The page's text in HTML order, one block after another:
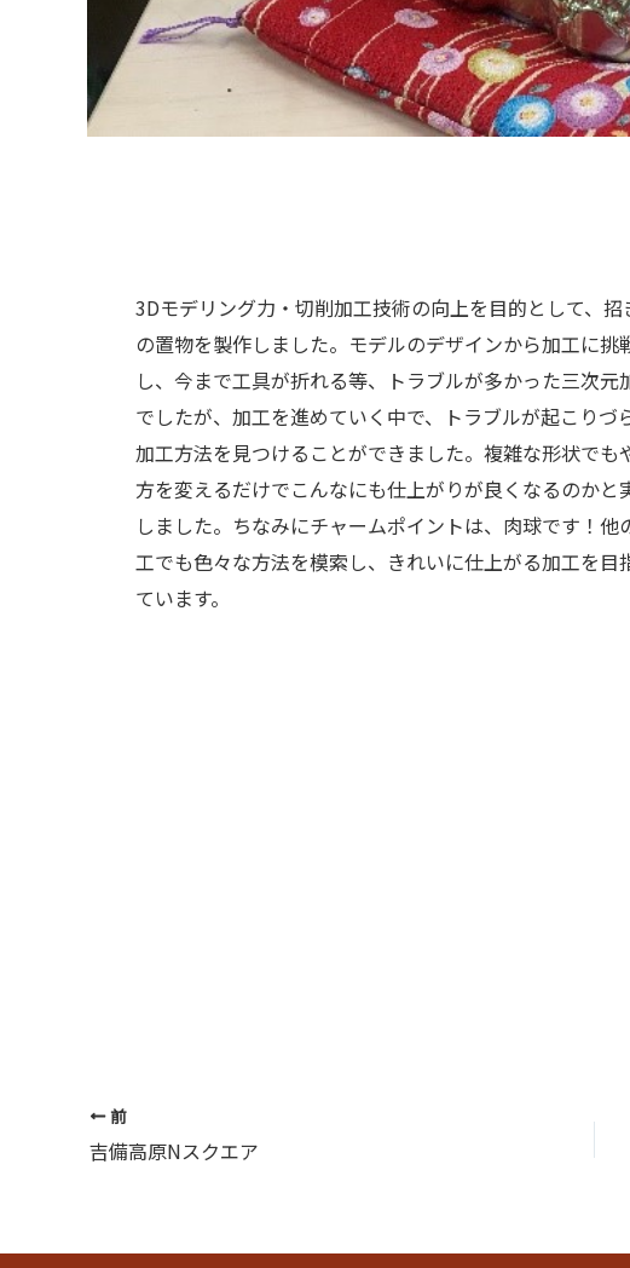
3Dモデリング力・切削加工技術の向上を目的として、招
の置物を製作しました。モデルのデザインから加工に挑
し、今まで工具が折れる等、トラブルが多かった三次元
でしたが、加工を進めていく中で、トラブルが起こりづ
加工方法を見つけることができました。複雑な形状でも
方を変えるだけでこんなにも仕上がりが良くなるのかと
しました。ちなみにチャームポイントは、肉球です！他
工でも色々な方法を模索し、きれいに仕上がる加工を目
ています。
前
吉備高原Nスクエア